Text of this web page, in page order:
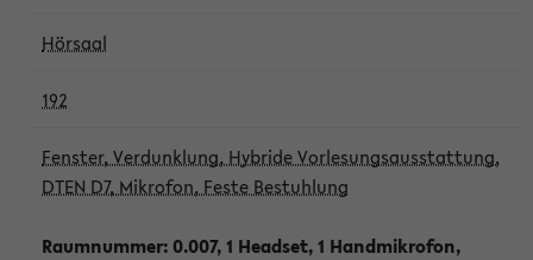
Hörsaal
192
Fenster, Verdunklung, Hybride Vorlesungsausstattung,
DTEN D7, Mikrofon, Feste Bestuhlung
Raumnummer: 0.007, 1 Headset, 1 Handmikrofon,